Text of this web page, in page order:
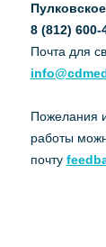
8 (812) 600-
Почта для
Пожелания
работы
почту